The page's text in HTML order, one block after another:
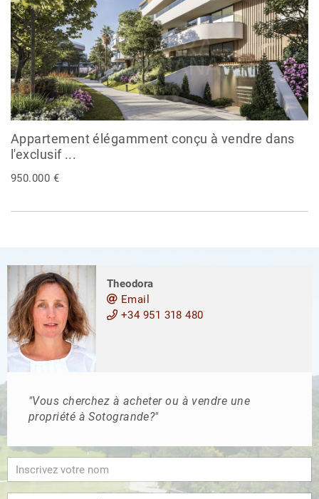
Appartement élégamment conçu à vendre dans
l'exclusif ...
950.000 €
Theodora
Email
+34 951 318 480
"Vous cherchez à acheter ou à vendre une
propriété à Sotogrande?"